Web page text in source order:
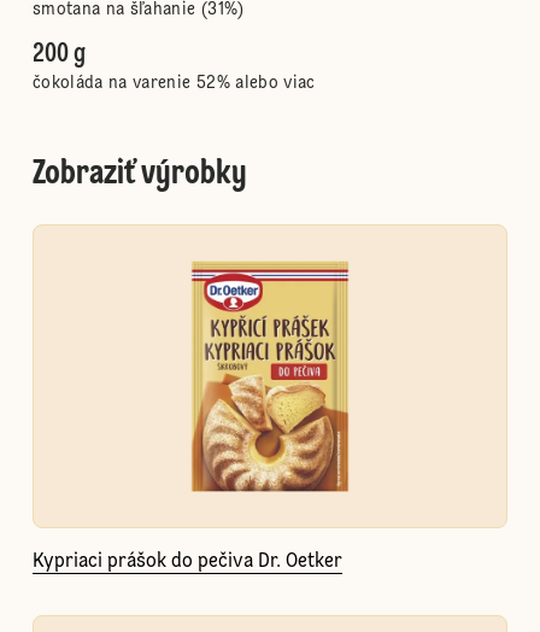
smotana na šľahanie (31%)
200 g
čokoláda na varenie 52% alebo viac
Zobraziť výrobky
Kypriaci prášok do pečiva Dr. Oetker